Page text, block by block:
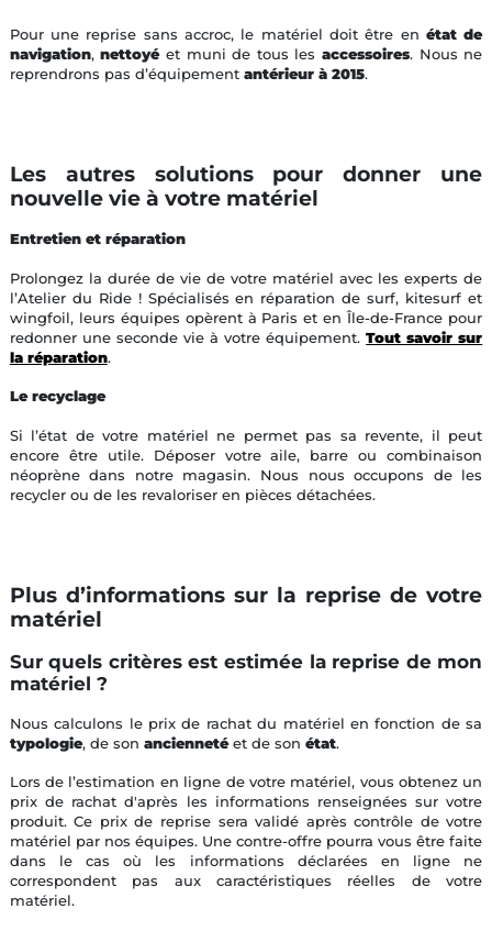
Pour une reprise sans accroc, le matériel doit être en état de
navigation,nettoyéet muni de tous lesaccessoires. Nous ne
reprendrons pas d’équipement antérieur à 2015.
Les autres solutions pour donner une
nouvelle vie à votre matériel
Entretien et réparation
Prolongez la durée de vie de votre matériel avec les experts de
l’Atelier du Ride ! Spécialisés en réparation de surf, kitesurf et
wingfoil, leurs équipes opèrent à Paris et en Île-de-France pour
redonner une seconde vie à votre équipement.Tout savoir sur
la réparation.
Le recyclage
Si l’état de votre matériel ne permet pas sa revente, il peut
encore être utile. Déposer votre aile, barre ou combinaison
néoprène dans notre magasin. Nous nous occupons de les
recycler ou de les revaloriser en pièces détachées.
Plus d’informations sur la reprise de votre
matériel
Sur quels critères est estimée la reprise de mon
matériel ?
Nous calculons le prix de rachat du matériel en fonction de sa
typologie, de son anciennetéet de son état.
Lors de l’estimation en ligne de votre matériel, vous obtenez un
prix de rachat d'après les informations renseignées sur votre
produit. Ce prix de reprise sera validé après contrôle de votre
matériel par nos équipes. Une contre-offre pourra vous être faite
dans le cas où les informations déclarées en ligne ne
correspondent pas aux caractéristiques réelles de votre
matériel.